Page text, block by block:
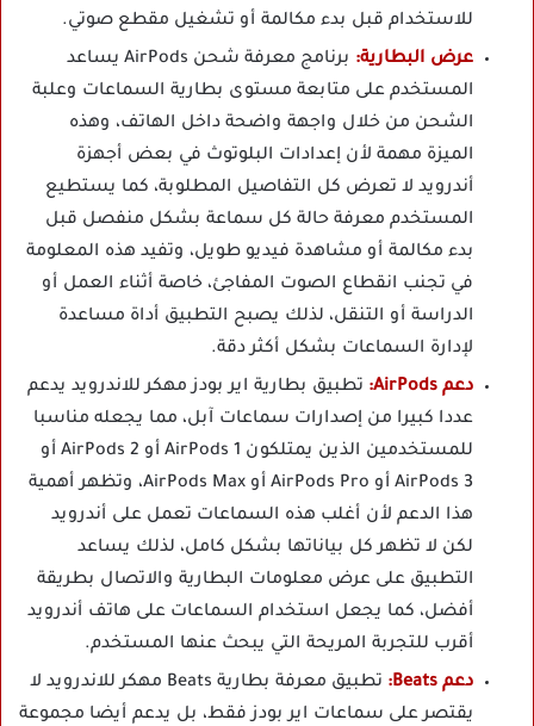
للاستخدام قبل بدء مكالمة أو تشغيل مقطع صوتي.
عرض البطارية:
برنامج معرفة شحن AirPods يساعد
المستخدم على متابعة مستوى بطارية السماعات وعلبة
الشحن من خلال واجهة واضحة داخل الهاتف، وهذه
الميزة مهمة لأن إعدادات البلوتوث في بعض أجهزة
أندرويد لا تعرض كل التفاصيل المطلوبة، كما يستطيع
المستخدم معرفة حالة كل سماعة بشكل منفصل قبل
بدء مكالمة أو مشاهدة فيديو طويل، وتفيد هذه المعلومة
في تجنب انقطاع الصوت المفاجئ، خاصة أثناء العمل أو
الدراسة أو التنقل، لذلك يصبح التطبيق أداة مساعدة
لإدارة السماعات بشكل أكثر دقة.
دعم AirPods:
تطبيق بطارية اير بودز مهكر للاندرويد يدعم
عددا كبيرا من إصدارات سماعات آبل، مما يجعله مناسبا
للمستخدمين الذين يمتلكون AirPods 1 أو AirPods 2 أو
AirPods 3 أو AirPods Pro أو AirPods Max، وتظهر أهمية
هذا الدعم لأن أغلب هذه السماعات تعمل على أندرويد
لكن لا تظهر كل بياناتها بشكل كامل، لذلك يساعد
التطبيق على عرض معلومات البطارية والاتصال بطريقة
أفضل، كما يجعل استخدام السماعات على هاتف أندرويد
أقرب للتجربة المريحة التي يبحث عنها المستخدم.
دعم Beats:
تطبيق معرفة بطارية Beats مهكر للاندرويد لا
يقتصر على سماعات اير بودز فقط، بل يدعم أيضا مجموعة